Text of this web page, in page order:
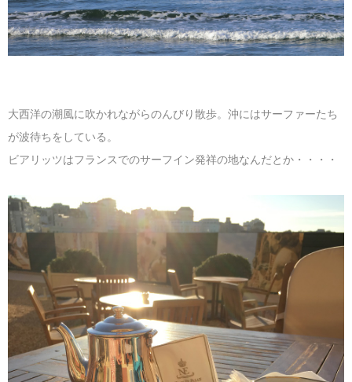
大西洋の潮風に吹かれながらのんびり散歩。沖にはサーファーたち
が波待ちをしている。
ビアリッツはフランスでのサーフイン発祥の地なんだとか・・・・